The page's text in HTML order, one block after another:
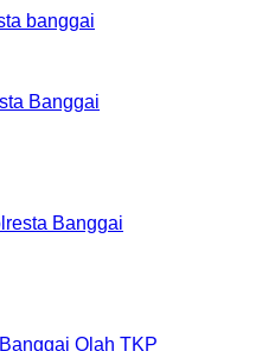
Banggai
Banggai
Olah TKP